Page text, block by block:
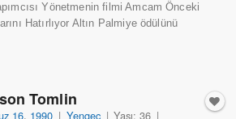
Yönetmenin filmi Amcam Önceki
Hatırlıyor Altın Palmiye ödülünü
Tomlin
16, 1990 | Yengeç | Yaşı: 36 |